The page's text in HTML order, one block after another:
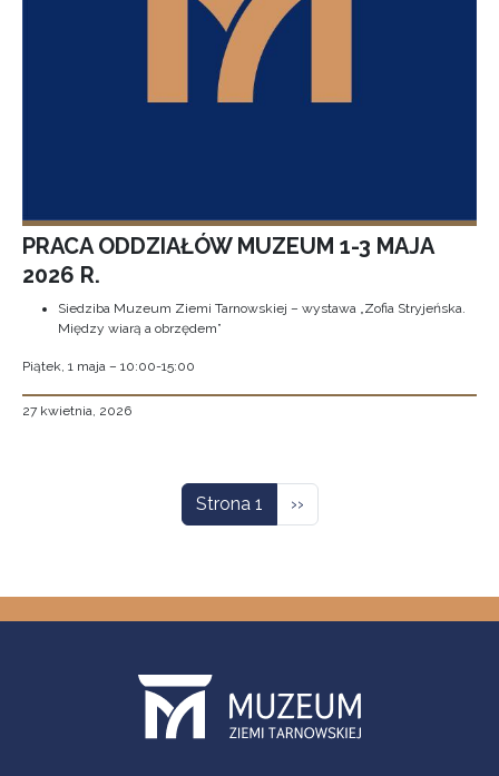
PRACA ODDZIAŁÓW MUZEUM 1-3 MAJA
2026 R.
Siedziba Muzeum Ziemi Tarnowskiej – wystawa „Zofia Stryjeńska.
Między wiarą a obrzędem”
Piątek, 1 maja – 10:00-15:00
27 kwietnia, 2026
Strona 1 Następna strona
››